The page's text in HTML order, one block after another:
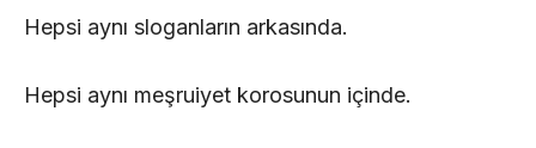
Hepsi aynı sloganların arkasında.
Hepsi aynı meşruiyet korosunun içinde.